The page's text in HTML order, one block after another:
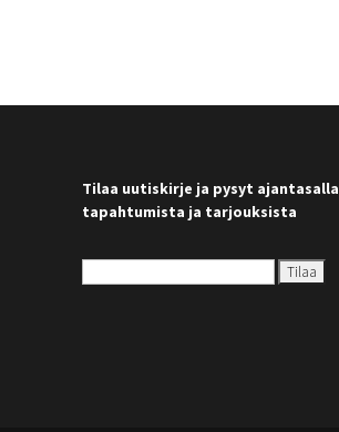
Tilaa uutiskirje ja pysyt ajantasalla
tapahtumista ja tarjouksista